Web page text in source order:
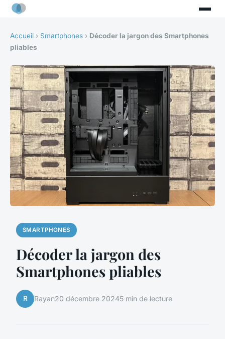
Accueil › Smartphones › Décoder la jargon des Smartphones
pliables
SMARTPHONES
Décoder la jargon des
Smartphones pliables
R Rayan20 décembre 20245 min de lecture